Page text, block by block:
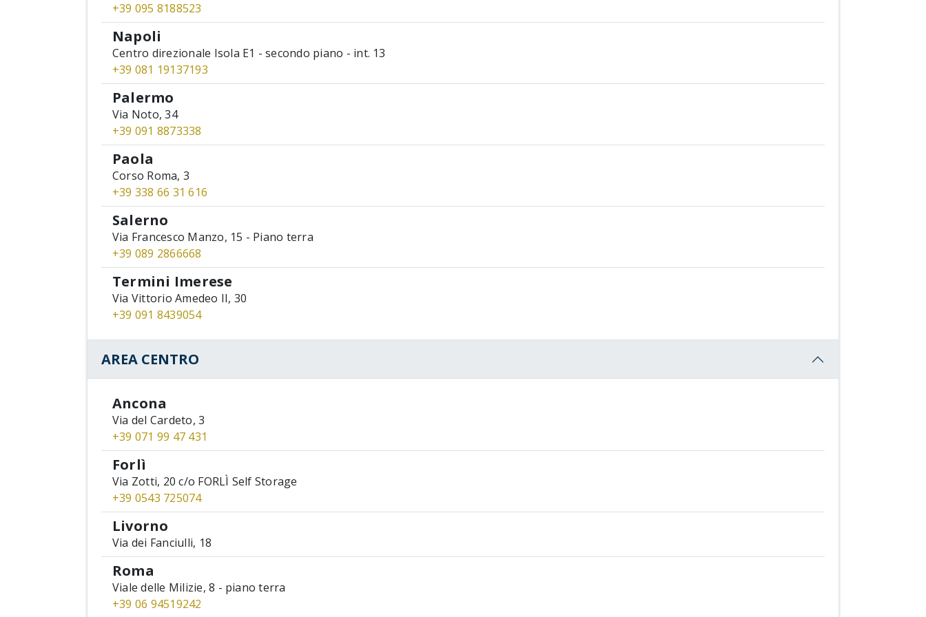
+39 095 8188523
Napoli
Centro direzionale Isola E1 - secondo piano - int. 13
+39 081 19137193
Palermo
Via Noto, 34
+39 091 8873338
Paola
Corso Roma, 3
+39 338 66 31 616
Salerno
Via Francesco Manzo, 15 - Piano terra
+39 089 2866668
Termini Imerese
Via Vittorio Amedeo II, 30
+39 091 8439054
AREA CENTRO
Ancona
Via del Cardeto, 3
+39 071 99 47 431
Forlì
Via Zotti, 20 c/o FORLÌ Self Storage
+39 0543 725074
Livorno
Via dei Fanciulli, 18
Roma
Viale delle Milizie, 8 - piano terra
+39 06 94519242